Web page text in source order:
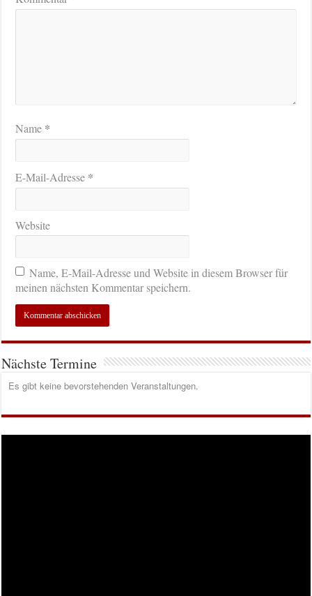
Name *
E-Mail-Adresse *
Website
Name, E-Mail-Adresse und Website in diesem Browser für
meinen nächsten Kommentar speichern.
Nächste Termine
Es gibt keine bevorstehenden Veranstaltungen.